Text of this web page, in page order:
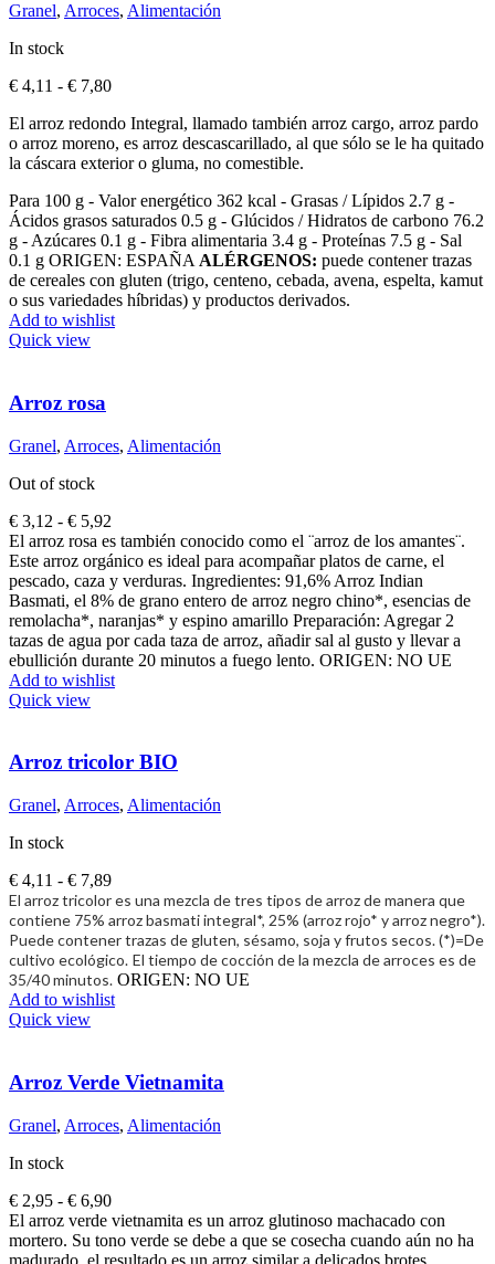
Granel, Arroces, Alimentación
In stock
€ 4,11 - € 7,80Rango
precios:
desde
€ 4,11
€ 7,80
El arroz redondo Integral, llamado también arroz cargo, arroz pardo
o arroz moreno, es arroz descascarillado, al que sólo se le ha quitado
la cáscara exterior o gluma, no comestible.
Para 100 g - Valor energético 362 kcal - Grasas / Lípidos 2.7 g -
Ácidos grasos saturados 0.5 g - Glúcidos / Hidratos de carbono 76.2
g - Azúcares 0.1 g - Fibra alimentaria 3.4 g - Proteínas 7.5 g - Sal
0.1 g ORIGEN: ESPAÑA ALÉRGENOS: puede contener trazas
de cereales con gluten (trigo, centeno, cebada, avena, espelta, kamut
o sus variedades híbridas) y productos derivados.
Add to wishlist
Quick view
Arroz rosa
Granel, Arroces, Alimentación
Out of stock
€ 3,12 - € 5,92
de
precios:
desde
€ 3,12
hasta
€ 5,92
El arroz rosa es también conocido como el ¨arroz de los amantes¨.
Este arroz orgánico es ideal para acompañar platos de carne, el
pescado, caza y verduras. Ingredientes: 91,6% Arroz Indian
Basmati, el 8% de grano entero de arroz negro chino*, esencias de
remolacha*, naranjas* y espino amarillo Preparación: Agregar 2
tazas de agua por cada taza de arroz, añadir sal al gusto y llevar a
ebullición durante 20 minutos a fuego lento. ORIGEN: NO UE
Add to wishlist
Quick view
Arroz tricolor BIO
Granel, Arroces, Alimentación
In stock
€ 4,11 - € 7,89Rango
de
precios:
desde
€ 4,11
hasta
€ 7,89
El arroz tricolor es una mezcla de tres tipos de arroz de manera que
contiene 75% arroz basmati integral*, 25% (arroz rojo* y arroz negro*).
Puede contener trazas de gluten, sésamo, soja y frutos secos. (*)=De
cultivo ecológico. El tiempo de cocción de la mezcla de arroces es de
35/40 minutos. ORIGEN: NO UE
Add to wishlist
Quick view
Arroz Verde Vietnamita
Granel, Arroces, Alimentación
In stock
€ 2,95 - € 6,90Rango
de
precios:
desde
El arroz verde vietnamita es un arroz glutinoso machacado con
mortero. Su tono verde se debe a que se cosecha cuando aún no ha
madurado, el resultado es un arroz similar a delicados brotes.